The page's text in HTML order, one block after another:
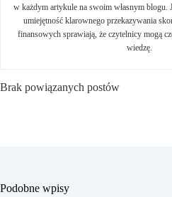
w każdym artykule na swoim własnym blogu.
umiejętność klarownego przekazywania
finansowych sprawiają, że czytelnicy mogą
wiedzę.
Brak powiązanych postów
Podobne wpisy